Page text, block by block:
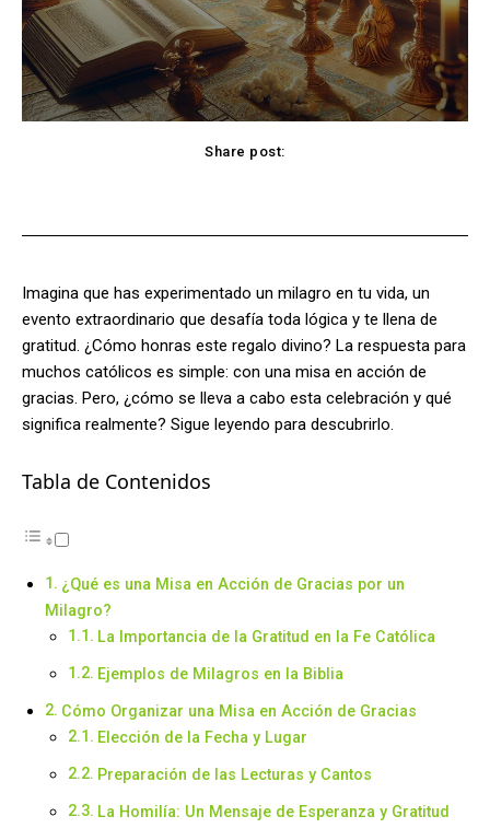
Share post:
Imagina que has experimentado un milagro en tu vida, un
evento extraordinario que desafía toda lógica y te llena de
gratitud. ¿Cómo honras este regalo divino? La respuesta para
muchos católicos es simple: con una misa en acción de
gracias. Pero, ¿cómo se lleva a cabo esta celebración y qué
significa realmente? Sigue leyendo para descubrirlo.
Tabla de Contenidos
¿Qué es una Misa en Acción de Gracias por un
Milagro?
La Importancia de la Gratitud en la Fe Católica
Ejemplos de Milagros en la Biblia
Cómo Organizar una Misa en Acción de Gracias
Elección de la Fecha y Lugar
Preparación de las Lecturas y Cantos
La Homilía: Un Mensaje de Esperanza y Gratitud